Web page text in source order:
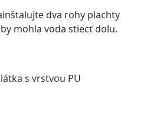
dva rohy plachty
mohla voda stiecť dolu.
s vrstvou PU